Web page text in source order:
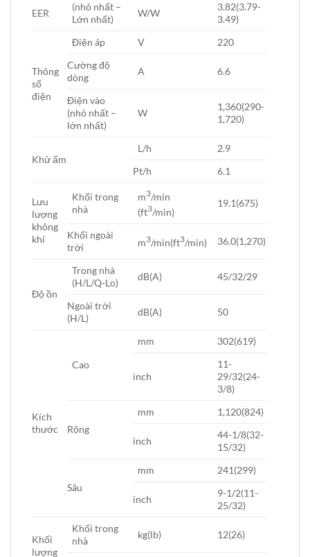
EER
(nhỏ nhất –
Lớn nhất)
W/W
3.82(3.79-
3.49)
Thông
số
điện
Điện áp V
220
Cường độ
dòng
A 6.6
Điện vào
(nhỏ nhất –
lớn nhất)
W
1,360(290-
1,720)
Khử ẩm
L/h
2.9
Pt/h
6.1
Lưu
lượng
không
khí
Khối trong
nhà
m3/min
(ft3/min)
19.1(675)
Khối ngoài
trời
m3/min(ft3/min) 36.0(1,270)
Độ ồn
Trong nhà
(H/L/Q-Lo)
dB(A) 45/32/29
Ngoài trời
(H/L)
dB(A) 50
Kích
thước
Cao
mm 302(619)
inch
11-
29/32(24-
3/8)
Rộng
mm 1,120(824)
inch
44-1/8(32-
15/32)
Sâu
mm 241(299)
inch
9-1/2(11-
25/32)
Khối
lượng
Khối trong
nhà
kg(lb) 12(26)